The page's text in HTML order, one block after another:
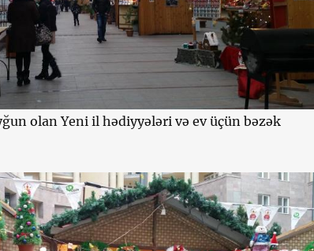
olan Yeni il hədiyyələri və ev üçün bəzək